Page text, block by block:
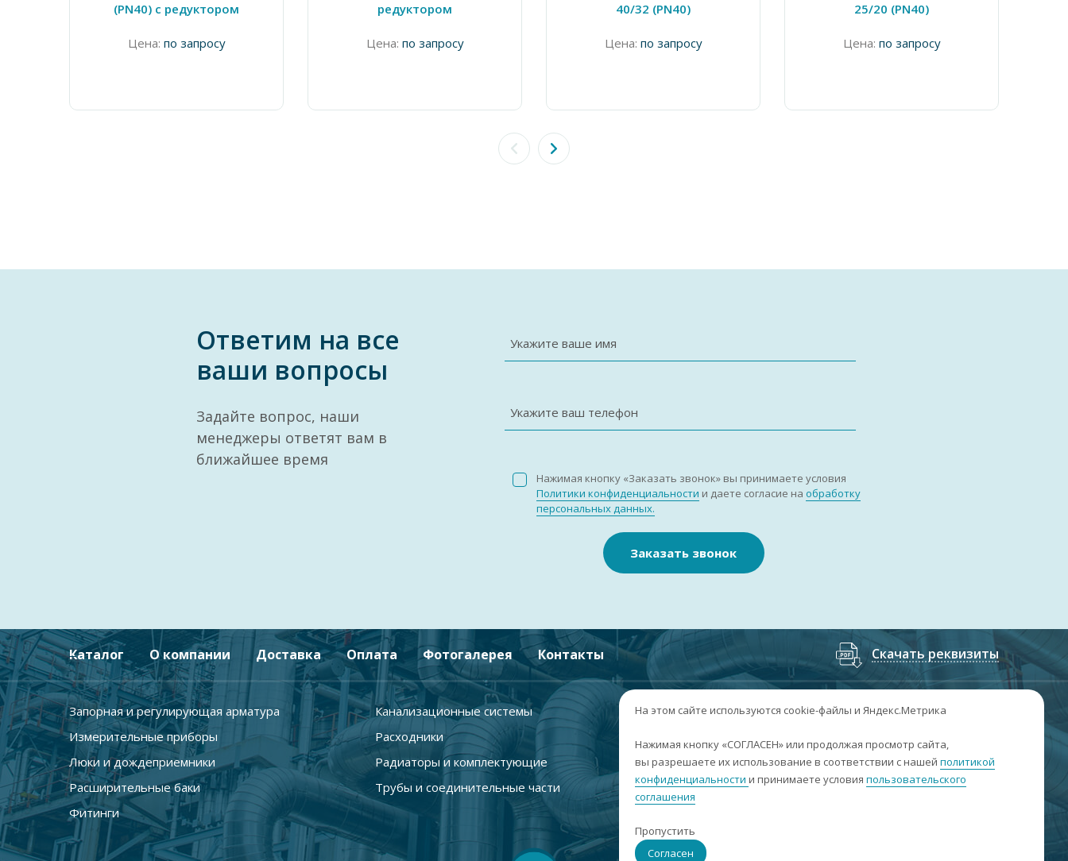
(PN40) с редуктором
Цена: по запросу
редуктором
Цена: по запросу
40/32 (PN40)
Цена: по запросу
25/20 (PN40)
Цена: по запросу
Ответим на все
ваши вопросы
Задайте вопрос, наши
менеджеры ответят вам в
ближайшее время
Укажите ваше имя
Укажите ваш телефон
Нажимая кнопку «Заказать звонок» вы принимаете условия
Политики конфиденциальности и даете согласие на обработку
персональных данных.
Заказать звонок
Каталог О компании Доставка Оплата Фотогалерея Контакты Скачать реквизиты
Запорная и регулирующая арматура
Канализационные системы
Измерительные приборы
Расходники
Люки и дождеприемники
Радиаторы и комплектующие
Расширительные баки
Трубы и соединительные части
Фитинги
+7 (3852) 50-60-74;+7 (3852) 50-60-73
г. Барнаул, пр. Ленина, 158А, Н1/204
сб-вс: выходные
На этом сайте используются cookie-файлы и Яндекс.Метрика
Нажимая кнопку «СОГЛАСЕН» или продолжая просмотр сайта,
вы разрешаете их использование в соответствии с нашей политикой
конфиденциальности и принимаете условия пользовательского
соглашения
Пропустить
Согласен